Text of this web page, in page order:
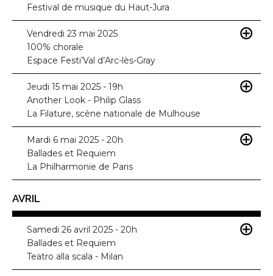
Festival de musique du Haut-Jura
Vendredi 23 mai 2025
100% chorale
Espace Festi’Val d’Arc-lès-Gray
Jeudi 15 mai 2025 - 19h
Another Look - Philip Glass
La Filature, scène nationale de Mulhouse
Mardi 6 mai 2025 - 20h
Ballades et Requiem
La Philharmonie de Paris
AVRIL
Samedi 26 avril 2025 - 20h
Ballades et Requiem
Teatro alla scala - Milan